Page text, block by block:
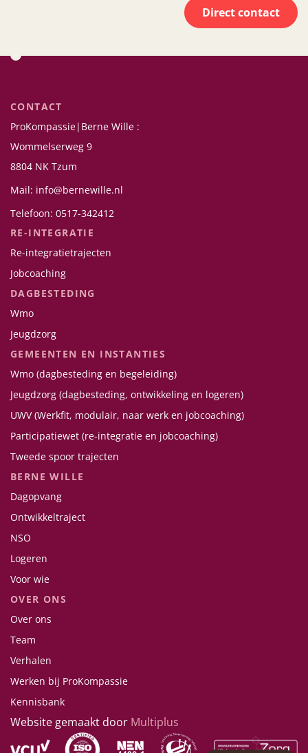
Direct contact
CONTACT
ProKompassie|Berne Wille :
Wommelserweg 9
8804 NK Tzum
Mail: info@bernewille.nl
Telefoon: 0517-342412
RE-INTEGRATIE
Re-integratietrajecten
Jobcoaching
DAGBESTEDING
Wmo
Jeugdzorg
GEMEENTEN EN INSTANTIES
Wmo (dagbesteding en begeleiding)
Jeugdzorg (dagbesteding, ontwikkeling en logeren)
UWV (Werkfit, modulair, naar werk en jobcoaching)
Participatiewet (re-integratie en jobcoaching)
Tweede spoor trajecten
BERNE WILLE
Dagopvang
Ontwikkeltraject
NSO
Logeren
Voor wie
OVER ONS
Over ons
Team
Verhalen
Werken bij ProKompassie
Kennisbank
Website gemaakt door Multiplus